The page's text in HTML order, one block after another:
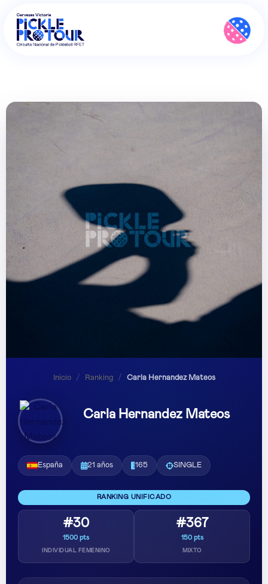
Inicio / Ranking / Carla Hernandez Mateos
Carla Hernandez Mateos
España 21 años 165 SINGLE
RANKING UNIFICADO
#30
1500 pts
INDIVIDUAL FEMENINO
#367
150 pts
MIXTO